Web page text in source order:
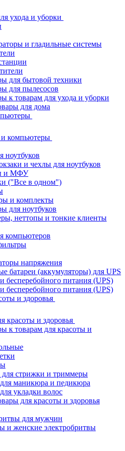
ухода и уборки
и гладильные системы
для бытовой техники
для пылесосов
к товарам для ухода и уборки
для дома
компьютеры
ноутбуков
и чехлы для ноутбуков
и МФУ
("Все в одном")
и комплекты
для ноутбуков
неттопы и тонкие клиенты
компьютеров
напряжения
батареи (аккумуляторы) для UPS
бесперебойного питания (UPS)
бесперебойного питания (UPS)
и здоровья
красоты и здоровья
к товарам для красоты и
стрижки и триммеры
маникюра и педикюра
укладки волос
для красоты и здоровья
для мужчин
и женские электробритвы